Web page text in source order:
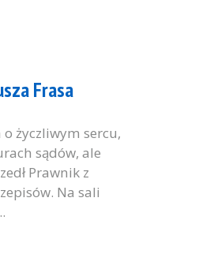
Frasa
życzliwym sercu,
sądów, ale
Prawnik z
Na sali